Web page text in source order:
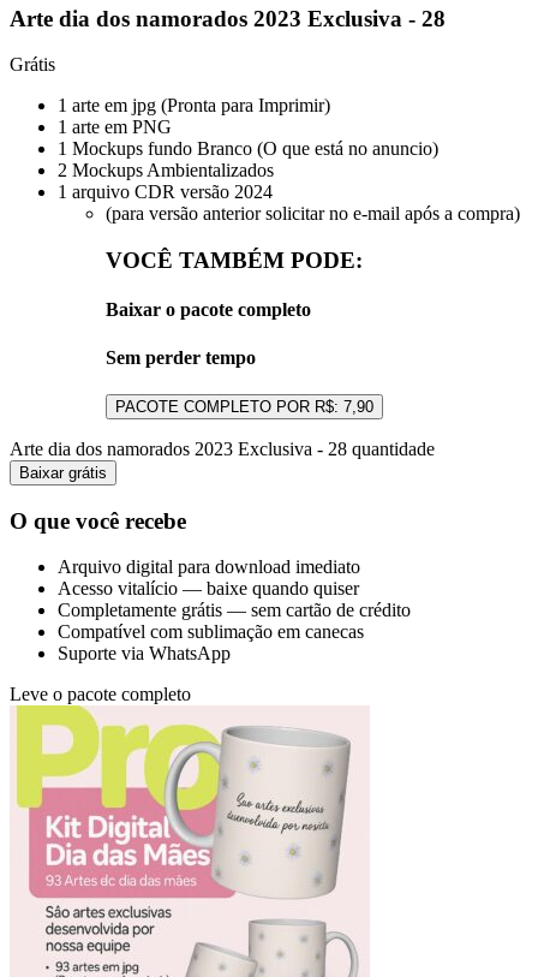
Arte dia dos namorados 2023 Exclusiva - 28
Grátis
1 arte em jpg (Pronta para Imprimir)
1 arte em PNG
1 Mockups fundo Branco (O que está no anuncio)
2 Mockups Ambientalizados
1 arquivo CDR versão 2024
(para versão anterior solicitar no e-mail após a compra)
VOCÊ TAMBÉM PODE:
Baixar o pacote completo
Sem perder tempo
Arte dia dos namorados 2023 Exclusiva - 28 quantidade
Baixar grátis
O que você recebe
Arquivo digital para download imediato
Acesso vitalício — baixe quando quiser
Completamente grátis — sem cartão de crédito
Compatível com sublimação em canecas
Suporte via WhatsApp
Leve o pacote completo